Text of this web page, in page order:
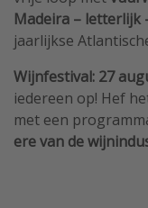
Madeira – letterlijk
jaarlijkse
Wijnfestival: 27
iedereen op! Hef
met een
ere van de